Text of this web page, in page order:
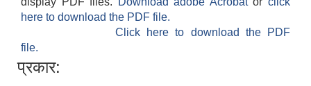
here to download the PDF file.
Click here to download the PDF
file.
प्रकार: